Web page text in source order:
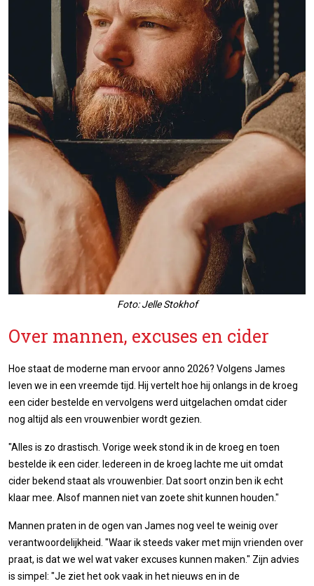
Foto: Jelle Stokhof
Over mannen, excuses en cider
Hoe staat de moderne man ervoor anno 2026? Volgens James
leven we in een vreemde tijd. Hij vertelt hoe hij onlangs in de kroeg
een cider bestelde en vervolgens werd uitgelachen omdat cider
nog altijd als een vrouwenbier wordt gezien.
"Alles is zo drastisch. Vorige week stond ik in de kroeg en toen
bestelde ik een cider. Iedereen in de kroeg lachte me uit omdat
cider bekend staat als vrouwenbier. Dat soort onzin ben ik echt
klaar mee. Alsof mannen niet van zoete shit kunnen houden."
Mannen praten in de ogen van James nog veel te weinig over
verantwoordelijkheid. "Waar ik steeds vaker met mijn vrienden over
praat, is dat we wel wat vaker excuses kunnen maken." Zijn advies
is simpel: "Je ziet het ook vaak in het nieuws en in de